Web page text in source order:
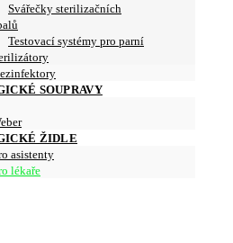
Svářečky sterilizačních
Testovací systémy pro parní
SOUPRAVY
ŽIDLE
asistenty
lékaře